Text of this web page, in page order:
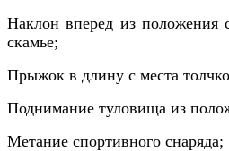
Наклон вперед из положения
скамье;
Прыжок в длину с места
Поднимание туловища из
Метание спортивного снаряда;